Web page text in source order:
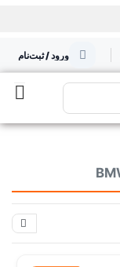
ورود / ثبت‌نام